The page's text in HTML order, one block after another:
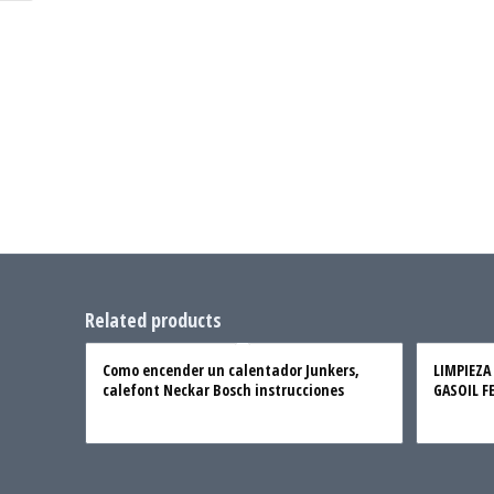
Related products
Como encender un calentador Junkers,
calefont Neckar Bosch instrucciones
LIMPIEZA
GASOIL